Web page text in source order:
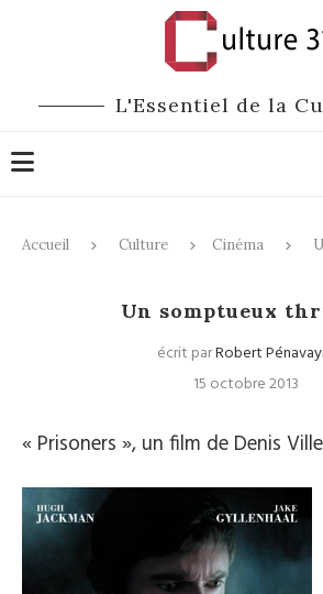
L'Essentiel de la
Accueil Culture Cinéma
Un somptueux
écrit parRobert
15 octobre 2013
« Prisoners », un film de Denis